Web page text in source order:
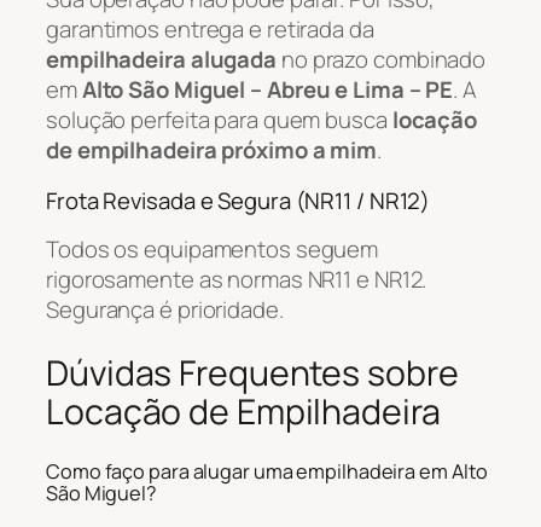
garantimos entrega e retirada da
empilhadeira alugada no prazo combinado
emAlto São Miguel – Abreu e Lima – PE. A
solução perfeita para quem busca locação
de empilhadeira próximo a mim.
Frota Revisada e Segura (NR11 / NR12)
Todos os equipamentos seguem
rigorosamente as normas NR11 e NR12.
Segurança é prioridade.
Dúvidas Frequentes sobre
Locação de Empilhadeira
Como faço para alugar uma empilhadeira em Alto
São Miguel?